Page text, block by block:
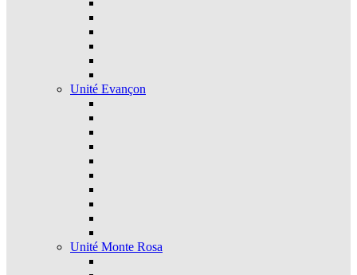
Unité Evançon
Unité Monte Rosa